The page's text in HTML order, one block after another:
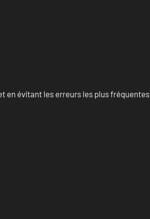
en évitant les erreurs les plus fréquentes